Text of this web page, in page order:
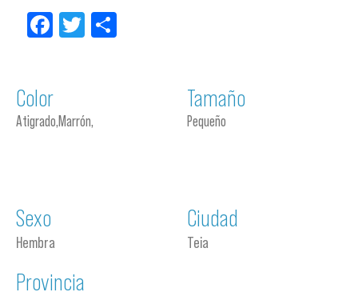
Facebook
Twitter
Color
Atigrado,Marrón,
Tamaño
Pequeño
Sexo
Hembra
Ciudad
Teia
Provincia